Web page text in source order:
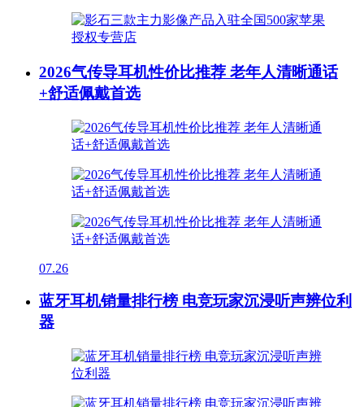
2026气传导耳机性价比推荐 老年人清晰通话
+舒适佩戴首选
07.26
蓝牙耳机销量排行榜 电竞玩家沉浸听声辨位利
器